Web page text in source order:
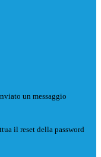
un messaggio
il reset della password